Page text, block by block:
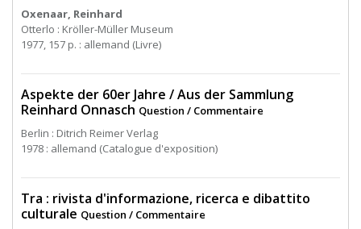
Oxenaar, Reinhard
Otterlo : Kröller-Müller Museum
1977, 157 p. : allemand (Livre)
Aspekte der 60er Jahre / Aus der Sammlung
Reinhard Onnasch Question / Commentaire
Berlin : Ditrich Reimer Verlag
1978 : allemand (Catalogue d'exposition)
Tra : rivista d'informazione, ricerca e dibattito
culturale Question / Commentaire